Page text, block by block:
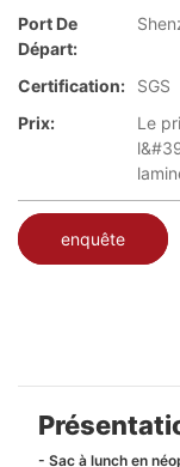
Port De
Départ:
Certification:
SGS
Prix:
Le
enquête
- Sac à lunch en